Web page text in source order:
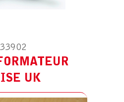
33902
UK
POUR SOLUS 9
PRISE CH